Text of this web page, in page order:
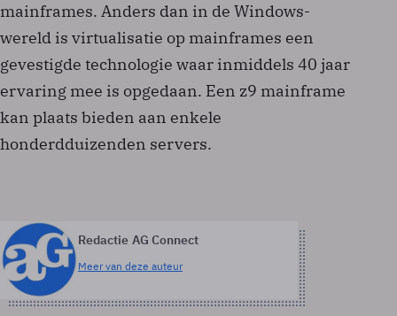
mainframes. Anders dan in de Windows-
wereld is virtualisatie op mainframes een
gevestigde technologie waar inmiddels 40 jaar
ervaring mee is opgedaan. Een z9 mainframe
kan plaats bieden aan enkele
honderdduizenden servers.
Redactie AG Connect
Meer van deze auteur